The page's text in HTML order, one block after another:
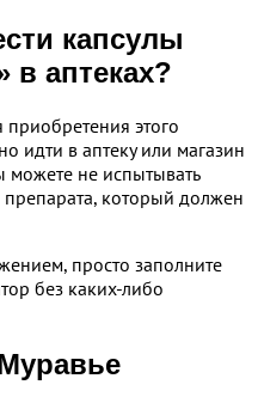
капсулы
аптеках?
этого
идти в аптеку или магазин
можете не испытывать
препарата, который должен
просто заполните
без каких-либо